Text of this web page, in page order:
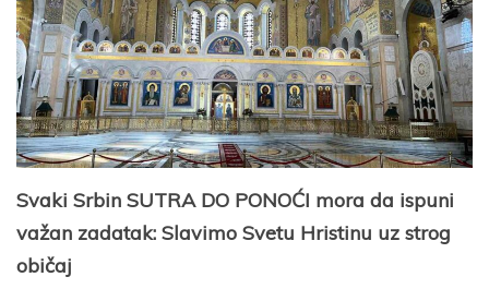
Svaki Srbin SUTRA DO PONOĆI mora da ispuni
važan zadatak: Slavimo Svetu Hristinu uz strog
običaj